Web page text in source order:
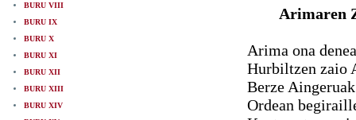
BURU VIII
BURU IX
BURU X
BURU XI
BURU XII
BURU XIII
BURU XIV
Arimaren
Arima ona
Hurbiltzen zaio
Berze
Ordean